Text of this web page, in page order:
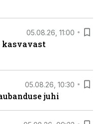
05.08.26, 11:00
kasvavast
05.08.26, 10:30
juhi